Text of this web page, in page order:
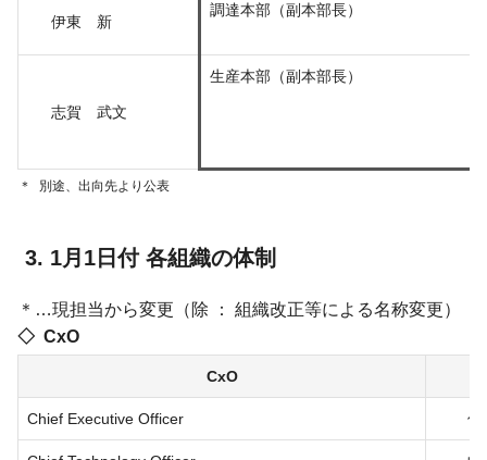
伊東 新
調達本部（副本部長）
志賀 武文
生産本部（副本部長）
＊ 別途、出向先より公表
1月1日付 各組織の体制
＊…現担当から変更（除 ： 組織改正等による名称変更）
CxO
CxO
Chief Executive Officer